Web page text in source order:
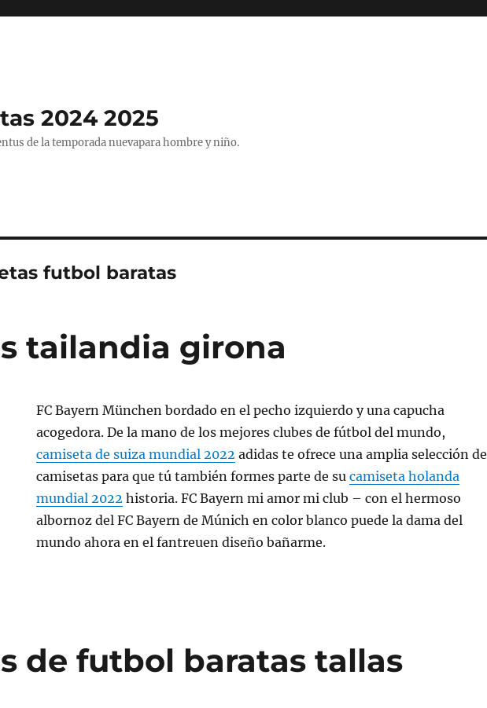
2024 2025
de la temporada nuevapara hombre y niño.
futbol baratas
tailandia girona
FC Bayern München bordado en el pecho izquierdo y una capucha
acogedora. De la mano de los mejores clubes de fútbol del mundo,
camiseta de suiza mundial 2022 adidas te ofrece una amplia selección de
camisetas para que tú también formes parte de sucamiseta holanda
mundial 2022 historia. FC Bayern mi amor mi club – con el hermoso
albornoz del FC Bayern de Múnich en color blanco puede la dama del
mundo ahora en el fantreuen diseño bañarme.
de futbol baratas tallas